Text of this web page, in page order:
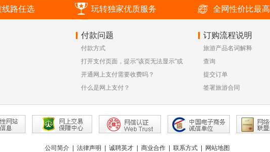
线路任选 玩转独家优质服务 全网性价比最高
付款问题
付款方式
打开支付页面，提示”该页无法显示”或
空白页，可能是什么原因？
开通网上支付需要收费吗？
什么是网上支付？
订购流程说明
旅游产品名词解释
查询
提交订单
签署旅游合同
公司简介 法律声明 诚聘英才 商业合作 联系方式 网站地图